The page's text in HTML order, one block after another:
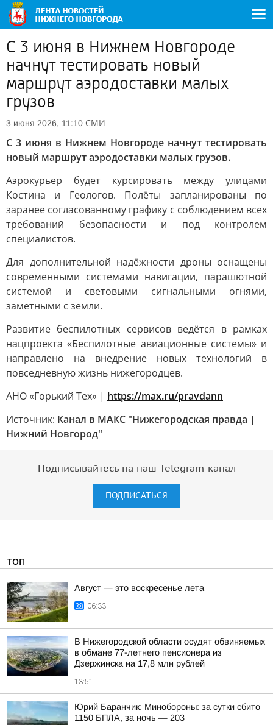
С 3 июня в Нижнем Новгороде
начнут тестировать новый
маршрут аэродоставки малых
грузов
3 июня 2026, 11:10 СМИ
С 3 июня в Нижнем Новгороде начнут тестировать
новый маршрут аэродоставки малых грузов.
Аэрокурьер будет курсировать между улицами
Костина и Геологов. Полёты запланированы по
заранее согласованному графику с соблюдением всех
требований безопасности и под контролем
специалистов.
Для дополнительной надёжности дроны оснащены
современными системами навигации, парашютной
системой и световыми сигнальными огнями,
заметными с земли.
Развитие беспилотных сервисов ведётся в рамках
нацпроекта «Беспилотные авиационные системы» и
направлено на внедрение новых технологий в
повседневную жизнь нижегородцев.
АНО «Горький Тех» | https://max.ru/pravdann
Источник: Канал в МАКС "Нижегородская правда |
Нижний Новгород"
Подписывайтесь на наш Telegram-канал
ПОДПИСАТЬСЯ
ТОП
Август — это воскресенье лета
06:33
В Нижегородской области осудят обвиняемых
в обмане 77-летнего пенсионера из
Дзержинска на 17,8 млн рублей
13:51
Юрий Баранчик: Минобороны: за сутки сбито
1150 БПЛА, за ночь — 203